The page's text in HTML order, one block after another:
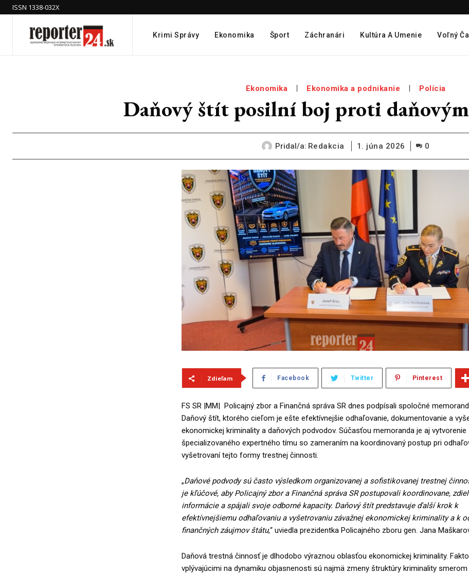
ISSN 1338-032X
Krimi Správy Ekonomika Šport Záchranári Kultúra A Umenie Voľný
Ekonomika Ekonomika a podnikanie Polícia
Daňový štít posilní boj proti
Pridal/a: Redakcia 1. júna 2026 0
Zdieľam Facebook Twitter Pinterest
FS SR |MM| Policajný zbor a Finančná správa SR dnes podpísali spoločné
Daňový štít, ktorého cieľom je ešte efektívnejšie odhaľovanie, dokumentovanie a
ekonomickej kriminality a daňových podvodov. Súčasťou memoranda je aj vytvorenie
špecializovaného expertného tímu so zameraním na koordinovaný postup pri
vyšetrovaní tejto formy trestnej činnosti.
„Daňové podvody sú často výsledkom organizovanej a sofistikovanej trestnej
je kľúčové, aby Policajný zbor a Finančná správa SR postupovali koordinovane,
informácie a spájali svoje odborné kapacity. Daňový štít predstavuje ďalší krok k
efektívnejšiemu odhaľovaniu a vyšetrovaniu závažnej ekonomickej kriminality a k
finančných záujmov štátu,“ uviedla prezidentka Policajného zboru gen. Jana
Daňová trestná činnosť je dlhodobo výraznou oblasťou ekonomickej kriminality.
vplývajúcimi na dynamiku objasnenosti sú najmä zmeny štruktúry kriminality smerom